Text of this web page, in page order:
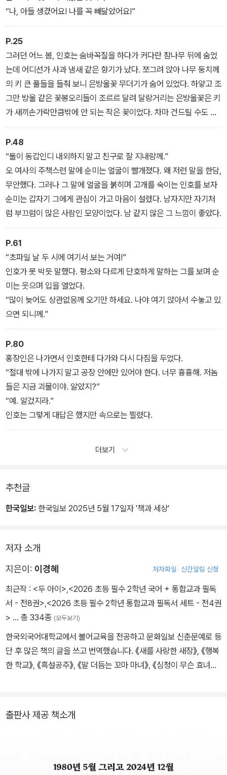
“나, 아들 생겼어요! 나를 꼭 빼닮았어요!”
P.25
그러던 어느 봄, 인호는 숨바꼭질을 하다가 커다란 참나무 뒤에 숨었
는데 어디선가 사과 냄새 같은 향기가 났다. 쪼그려 앉아 나무 둥치께
의 키 큰 풀들을 들춰 보니 은방울꽃 무더기가 숨어 있었다. 하얗고 조
그만 방울 같은 꽃봉오리들이 조르르 달려 달랑거리는 은방울꽃은 키
가 새끼손가락만큼밖에 안 되는 작은 꽃이었다. 차마 건드릴 수도 없
게 귀엽고 사랑스러웠다. 인호는 친구들에게도 알려 주지 않고 혼자
만 그 꽃들을 보러 다녔다. 짓궂은 친구들이 함부로 짓밟거나 마구 따
서 소꿉장난 반찬으로 써 버릴까 봐서였다.
P.48
“둘이 동갑인디 내외하지 말고 친구로 잘 지내랑께.”
오 여사의 주책스런 말에 순미는 얼굴이 빨개졌다. 왜 저런 말을 한담,
무안했다. 그러나 그 말에 얼굴을 붉히며 고개를 숙이는 인호를 보자
순미는 갑자기 그에게 관심이 가고 마음이 설렜다. 남자지만 자기처
럼 부끄럼이 많은 사람인 모양이었다. 남 같지 않은 그 느낌이 좋았다.
P.61
“초파일 날 두 시에 여기서 보는 거여!”
인호가 못 박듯 말했다. 평소와 다르게 단호하게 말하는 그를 보며 순
미는 웃으며 입을 열었다.
“많이 늦어도 상관없응께 오기만 하세요. 나야 여기 앉아서 수놓고 있
으면 되니께.”
P.80
홍장인은 나가면서 인호한테 다가와 다시 다짐을 두었다.
“절대 밖에 나가지 말고 공장 안에만 있어야 한다. 너무 흉흉해. 저놈
들은 지금 괴물이야. 알았지?”
“예. 알겄지라.”
인호는 그렇게 대답은 했지만 속으로는 찔렸다.
더보기
추천글
한국일보: 한국일보 2025년 5월 17일자 '책과 세상'
저자 소개
지은이: 이경혜 저자파일 신간알림 신청
최근작 : <두 아이>,<2026 초등 필수 2학년 국어 + 통합교과 필독
서 - 전8권>,<2026 초등 필수 2학년 통합교과 필독서 세트 - 전4권
> … 총 334종 (모두보기)
한국외국어대학교에서 불어교육을 전공하고 문화일보 신춘문예로 등
단 후 많은 책의 글을 쓰고 번역했습니다. 《새를 사랑한 새장》, 《행복
한 학교》, 《흑설공주》, 《말 더듬는 꼬마 마녀》, 《심청이 무슨 효녀
말로 옮겼습니다.
출판사 제공 책소개